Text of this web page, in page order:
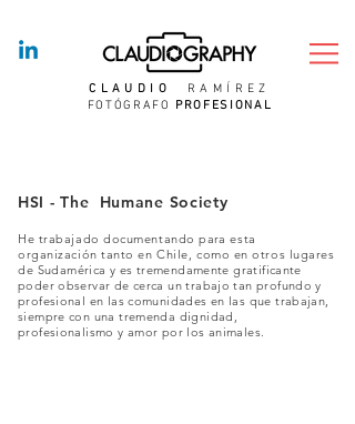
CLAUDIO
RAMÍREZ
FOTÓGRAFO PROFESIONAL
HSI - The Humane Society
He trabajado documentandopara esta
organización tanto en Chile, como en otros lugares
de Sudamérica y es tremendamente gratificante
poder observar de cerca un trabajo tan profundo y
profesional en las comunidades en las que trabajan,
siempre con una tremenda dignidad,
profesionalismo y amor por los animales.